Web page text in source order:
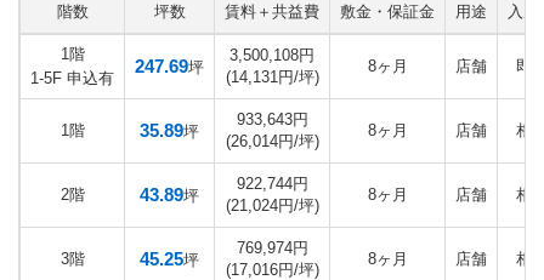
階数 坪数 賃料＋共益費 敷金・保証金 用途 入居
1階
1-5F 申込有
247.69坪
3,500,108円
(14,131円/坪)
8ヶ月 店舗 即
1階 35.89坪
933,643円
(26,014円/坪)
8ヶ月 店舗 相
2階 43.89坪
922,744円
(21,024円/坪)
8ヶ月 店舗 相
3階 45.25坪
769,974円
(17,016円/坪)
8ヶ月 店舗 相